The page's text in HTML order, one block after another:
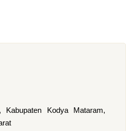
Kabupaten Kodya Mataram,